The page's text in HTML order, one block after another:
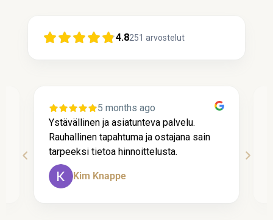
4.8251 arvostelut
5 months ago
Ystävällinen ja asiatunteva palvelu.
Rauhallinen tapahtuma ja ostajana sain
tarpeeksi tietoa hinnoittelusta.
Kim Knappe